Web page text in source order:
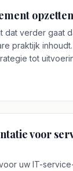
opzetten
dat verder gaat
praktijk
tot
voor
uw IT-